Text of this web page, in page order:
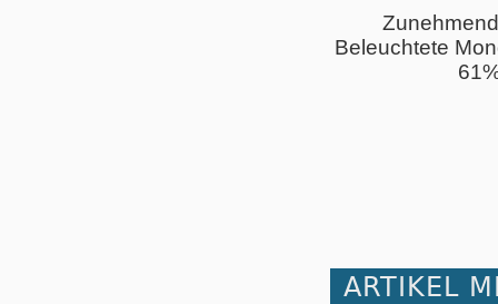
Beleuchtete
ARTIKEL